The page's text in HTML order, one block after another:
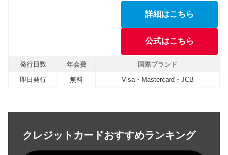
詳細はこちら
公式はこちら
発行日数 年会費
国際ブランド
即日発行
無料 Visa・Mastercard・JCB
クレジットカードおすすめランキング